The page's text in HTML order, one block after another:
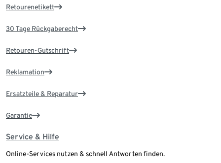
Retourenetikett
30 Tage Rückgaberecht
Retouren-Gutschrift
Reklamation
Ersatzteile & Reparatur
Garantie
Service & Hilfe
Online-Services nutzen & schnell Antworten finden.